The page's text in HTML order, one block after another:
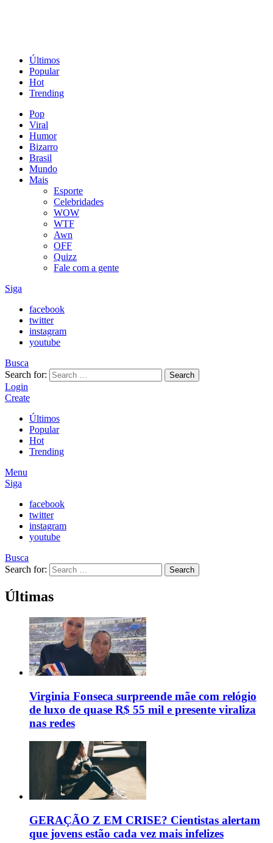
Últimos
Popular
Hot
Trending
Pop
Viral
Humor
Bizarro
Brasil
Mundo
Mais
Esporte
Celebridades
WOW
WTF
Awn
OFF
Quizz
Fale com a gente
Siga
facebook
twitter
instagram
youtube
Busca
Search for:
Search
Login
Create
Últimos
Popular
Hot
Trending
Menu
Siga
facebook
twitter
instagram
youtube
Busca
Search for:
Search
Últimas
Virginia Fonseca surpreende mãe com relógio
de luxo de quase R$ 55 mil e presente viraliza
nas redes
GERAÇÃO Z EM CRISE? Cientistas alertam
que jovens estão cada vez mais infelizes